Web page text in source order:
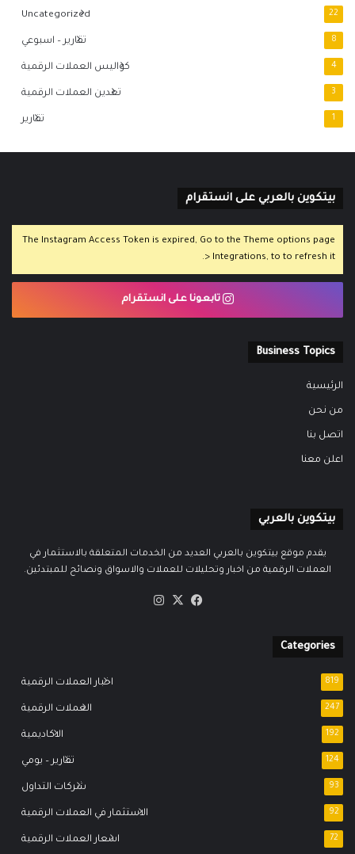
Uncategorized 22
تقارير – اسبوعي 8
كواليس العملات الرقمية 4
تعدين العملات الرقمية 3
تقارير 1
بيتكوين بالعربي على انستقرام
The Instagram Access Token is expired, Go to the Theme options page
> Integrations, to to refresh it.
تابعونا على انستقرام
Business Topics
الرئيسية
من نحن
اتصل بنا
اعلن معنا
بيتكوين بالعربي
يقدم موقع بيتكوين بالعربي العديد من الخدمات المتعلقة بالاستثمار في
العملات الرقمية من اخبار وتحليلات للعملات والاسواق ونصائح للمبتدئين.
فيسبوك
‫X
Categories
اخبار العملات الرقمية 819
العملات الرقمية 247
الاكاديمية 192
تقارير – يومي 124
شركات التداول 93
الاستثمار في العملات الرقمية 92
اسعار العملات الرقمية 72